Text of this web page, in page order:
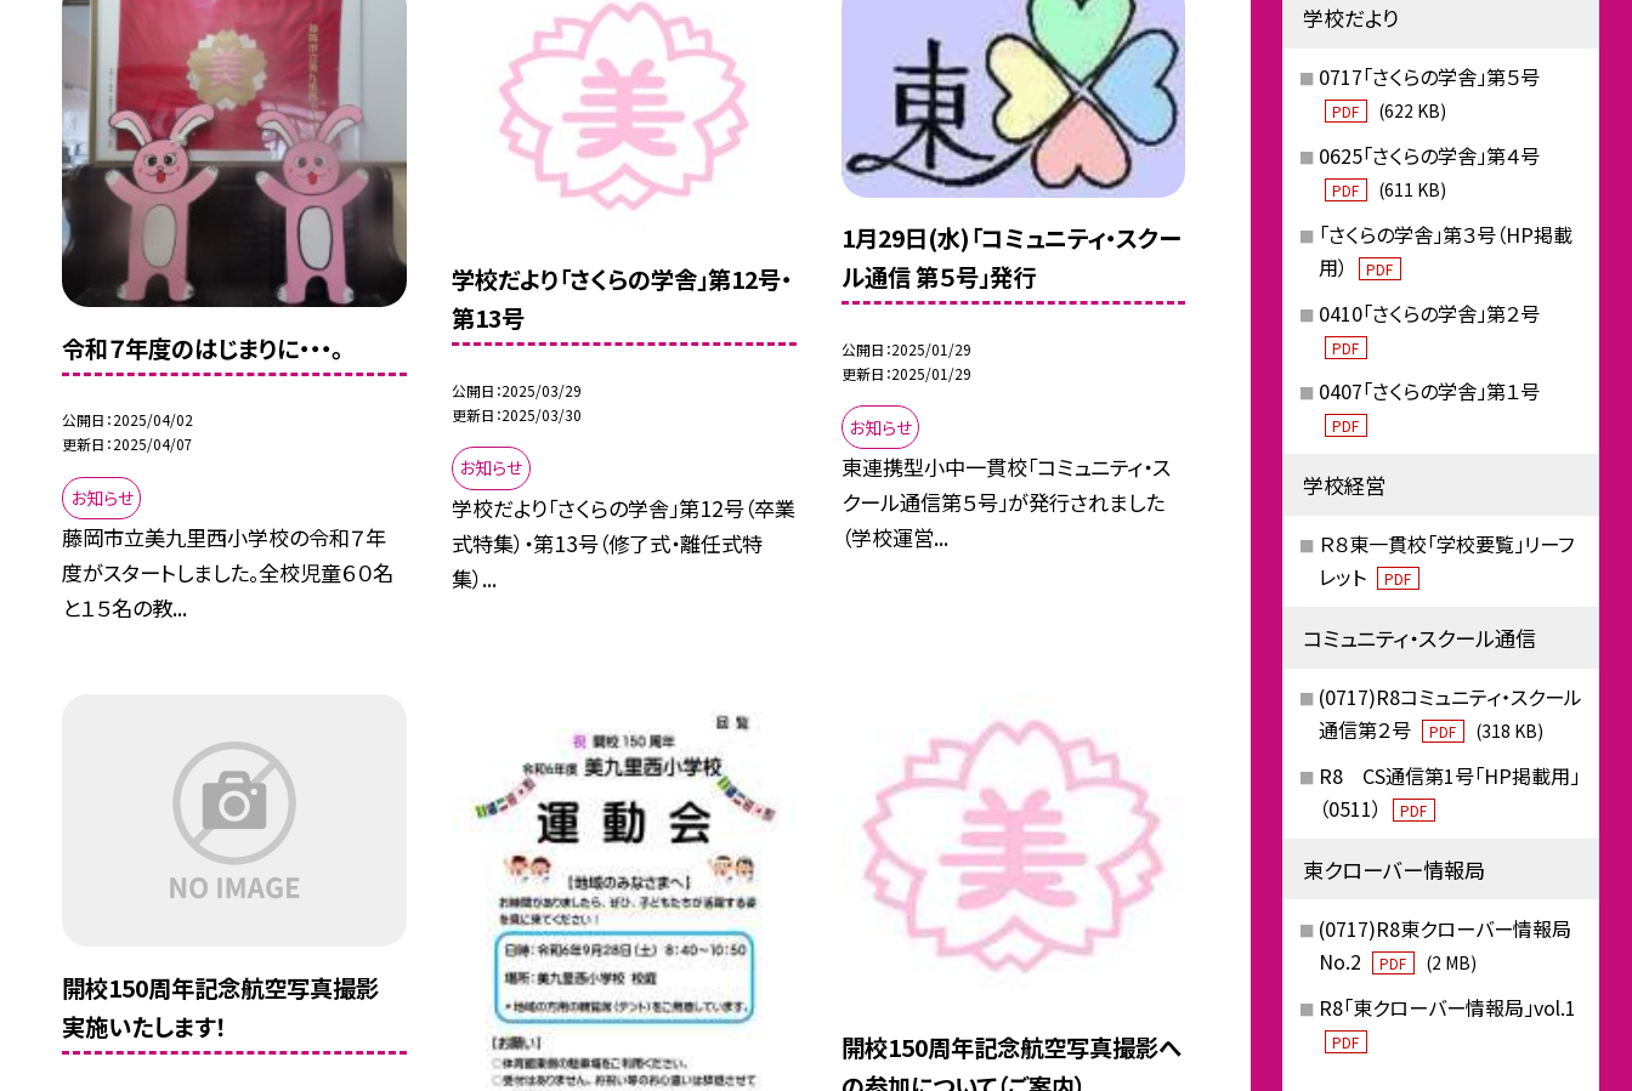
令和７年度のはじまりに・・・。
公開日 2025/04/02
更新日 2025/04/07
お知らせ
藤岡市立美九里西小学校の令和７年
度がスタートしました。全校児童６０名
と１５名の教...
学校だより「さくらの学舎」第12号・
第13号
公開日 2025/03/29
更新日 2025/03/30
お知らせ
学校だより「さくらの学舎」第12号（卒業
式特集）・第13号（修了式・離任式特
集）...
1月29日(水)「コミュニティ・スクー
ル通信 第５号」発行
公開日 2025/01/29
更新日 2025/01/29
お知らせ
東連携型小中一貫校「コミュニティ・ス
クール通信第５号」が発行されました
（学校運営...
開校150周年記念航空写真撮影
実施いたします！
開校150周年記念航空写真撮影へ
学校だより
0717「さくらの学舎」第５号
PDF (622 KB)
0625「さくらの学舎」第４号
PDF (611 KB)
「さくらの学舎」第３号（HP掲載
用）
PDF
0410「さくらの学舎」第２号
PDF
0407「さくらの学舎」第１号
PDF
学校経営
Ｒ８東一貫校「学校要覧」リーフ
レット
PDF
コミュニティ・スクール通信
(0717)R8コミュニティ・スクール
通信第２号
PDF (318 KB)
R8 CS通信第1号「HP掲載用」
（0511）
PDF
東クローバー情報局
(0717)R8東クローバー情報局
No.2
PDF (2 MB)
R8「東クローバー情報局」vol.1
PDF